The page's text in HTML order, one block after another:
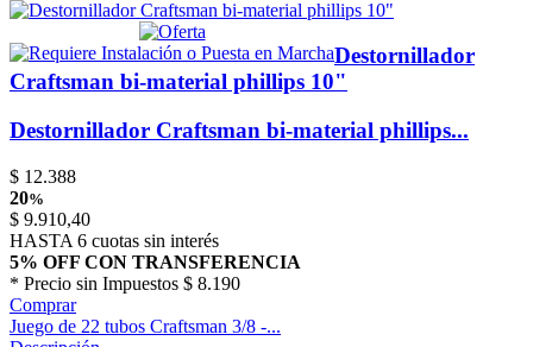
Destornillador
Craftsman bi-material phillips 10"
Destornillador Craftsman bi-material phillips...
$ 12.388
20%
$ 9.910,40
HASTA 6 cuotas sin interés
5% OFF CON TRANSFERENCIA
* Precio sin Impuestos $ 8.190
Comprar
Juego de 22 tubos Craftsman 3/8 -...